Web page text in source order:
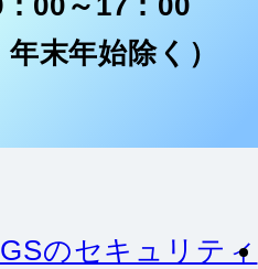
末年始除く）
ービスが選ばれる